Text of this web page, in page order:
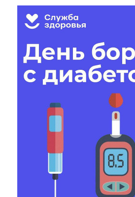
РЕКЛАМОДАТЕЛЯМ
ОБЪЯВЛЕНИЯ